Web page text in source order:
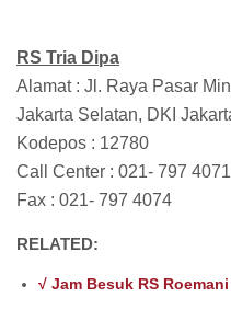
RS Tria Dipa
Alamat : Jl. Raya Pasar
Jakarta Selatan, DKI
Kodepos : 12780
Call Center : 021- 797
Fax : 021- 797 4074
RELATED:
√ Jam Besuk RS